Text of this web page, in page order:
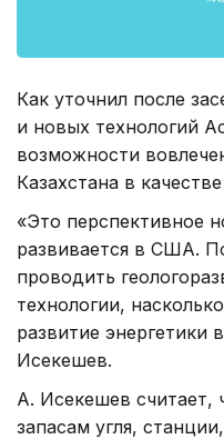
Как уточнил после
и новых технологий
возможности
Казахстана в
«Это перспективное
развивается в США.
проводить
технологии,
развитие энергетики
Исекешев.
А. Исекешев считает,
запасам угля,